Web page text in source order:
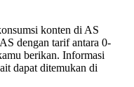
konten di AS
dengan tarif antara 0-
berikan. Informasi
dapat ditemukan di